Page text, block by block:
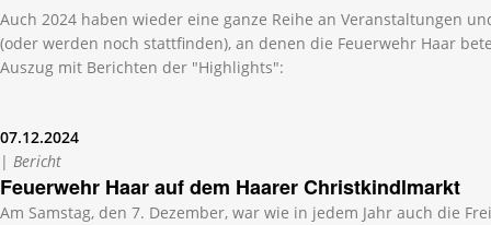
Auch 2024 haben wieder eine ganze Reihe an Veranstaltungen
(oder werden noch stattfinden), an denen die Feuerwehr Haar
Auszug mit Berichten der "Highlights":
07.12.2024
| Bericht
Feuerwehr Haar auf dem Haarer Christkindlmarkt
Am Samstag, den 7. Dezember, war wie in jedem Jahr auch die